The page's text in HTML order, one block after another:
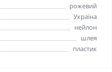
рожевий
Україна
нейлон
шлея
пластик